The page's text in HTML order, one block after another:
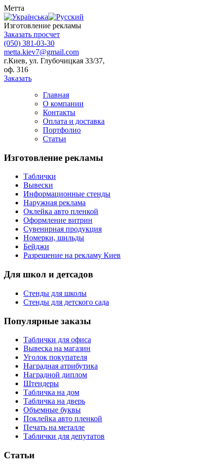
Метта
Изготовление рекламы
Заказать просчет
(050) 381-03-30
metta.kiev7@gmail.com
г.Киев, ул. Глубочицкая 33/37,
оф. 316
Заказать
Главная
О компании
Контакты
Оплата и доставка
Портфолио
Статьи
Изготовление рекламы
Таблички
Вывески
Информационные стенды
Наружная реклама
Оклейка авто пленкой
Оформление витрин
Сувенирная продукция
Номерки, шильды
Бейджи
Разрешение на рекламу Киев
Для школ и детсадов
Стенды для школы
Стенды для детского сада
Популярные заказы
Таблички для офиса
Вывеска на магазин
Уголок покупателя
Наградная атрибутика
Наградной диплом
Штендеры
Табличка на дом
Табличка на дверь
Объемные буквы
Поклейка авто пленкой
Печать на металле
Таблички для депутатов
Статьи